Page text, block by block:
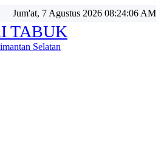
Jum'at, 7 Agustus 2026 08:24:06 AM
TABUK
Selatan